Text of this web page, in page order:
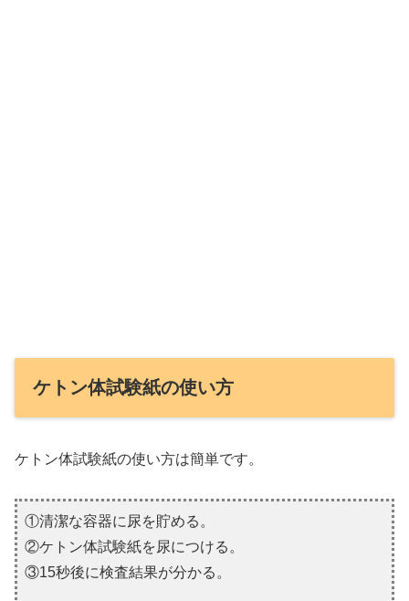
ケトン体試験紙の使い方
ケトン体試験紙の使い方は簡単です。
①清潔な容器に尿を貯める。
②ケトン体試験紙を尿につける。
③15秒後に検査結果が分かる。